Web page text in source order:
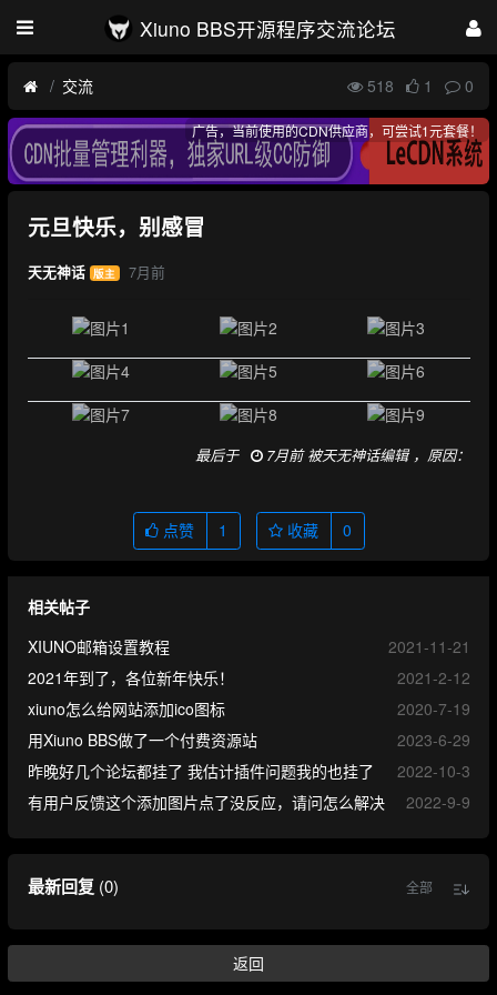
Xiuno BBS开源程序交流论坛
交流 518 1 0
广告，当前使用的CDN供应商，可尝试1元套餐！
元旦快乐，别感冒
天无神话 版主 7月前
最后于 7月前 被天无神话编辑 ，原因：
点赞 1 收藏 0
相关帖子
XIUNO邮箱设置教程
2021-11-21
2021年到了，各位新年快乐！
2021-2-12
xiuno怎么给网站添加ico图标
2020-7-19
用Xiuno BBS做了一个付费资源站
2023-6-29
昨晚好几个论坛都挂了 我估计插件问题我的也挂了
2022-10-3
有用户反馈这个添加图片点了没反应，请问怎么解决
2022-9-9
最新回复(0) 全部
返回